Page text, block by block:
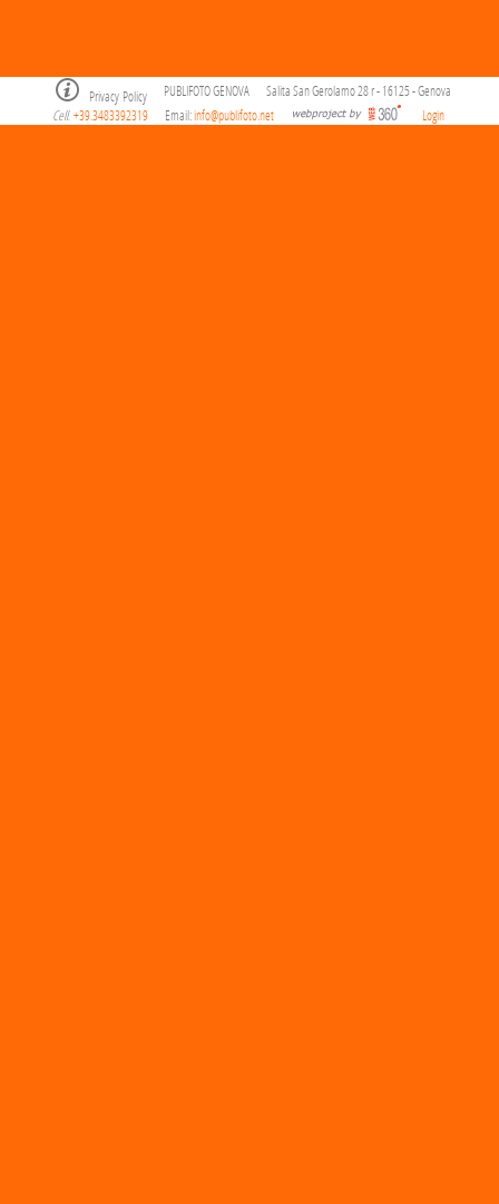
Privacy Policy PUBLIFOTO GENOVA
Salita San Gerolamo 28 r - 16125 - Genova
Cell. +39.3483392319 Email:info@publifoto.net Login